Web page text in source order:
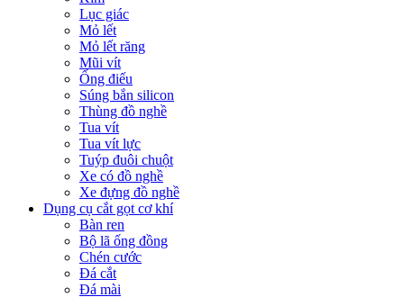
Lục giác
Mỏ lết
Mỏ lết răng
Mũi vít
Ống điếu
Súng bắn silicon
Thùng đồ nghề
Tua vít
Tua vít lực
Tuýp đuôi chuột
Xe có đồ nghề
Xe đựng đồ nghề
Dụng cụ cắt gọt cơ khí
Bàn ren
Bộ lã ống đồng
Chén cước
Đá cắt
Đá mài